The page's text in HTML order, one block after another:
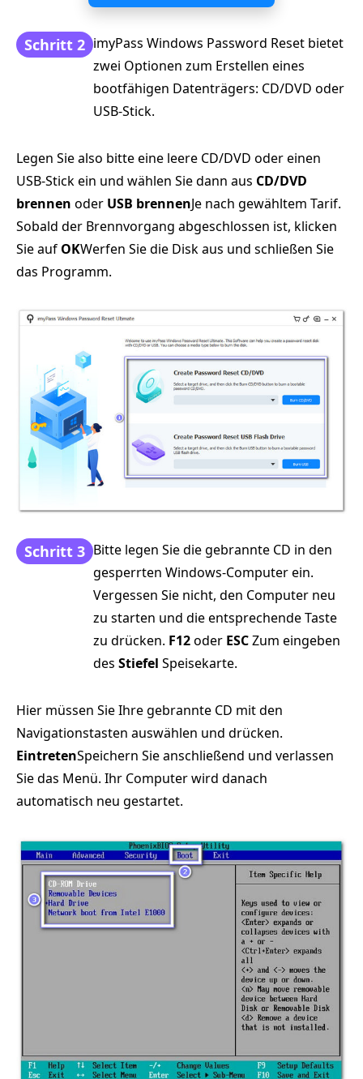
Schritt 2 imyPass Windows Password Reset bietet
zwei Optionen zum Erstellen eines
bootfähigen Datenträgers: CD/DVD oder
USB-Stick.
Legen Sie also bitte eine leere CD/DVD oder einen
USB-Stick ein und wählen Sie dann aus CD/DVD
brennen oder USB brennenJe nach gewähltem Tarif.
Sobald der Brennvorgang abgeschlossen ist, klicken
Sie auf OKWerfen Sie die Disk aus und schließen Sie
das Programm.
Schritt 3 Bitte legen Sie die gebrannte CD in den
gesperrten Windows-Computer ein.
Vergessen Sie nicht, den Computer neu
zu starten und die entsprechende Taste
zu drücken. F12oder ESCZum eingeben
des Stiefel Speisekarte.
Hier müssen Sie Ihre gebrannte CD mit den
Navigationstasten auswählen und drücken.
EintretenSpeichern Sie anschließend und verlassen
Sie das Menü. Ihr Computer wird danach
automatisch neu gestartet.